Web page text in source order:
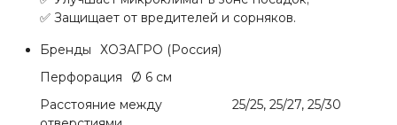
✅ Защищает от вредителей и сорняков.
Бренды
ХОЗАГРО (Россия)
Перфорация
Ø 6 см
Расстояние между
25/25, 25/27, 25/30